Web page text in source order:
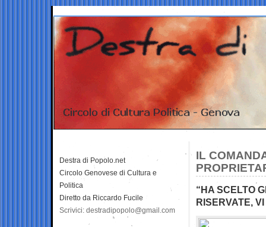
IL
“HA SCELTO
RISERVATE,
Destra di Popolo.net
Circolo Genovese di Cultura e
Politica
Diretto da Riccardo Fucile
Scrivici: destradipopolo@gmail.com